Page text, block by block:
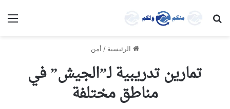
بحث عن
الرئيسية / أمن
تمارين تدريبية لـ”الجيش” في
مناطق مختلفة